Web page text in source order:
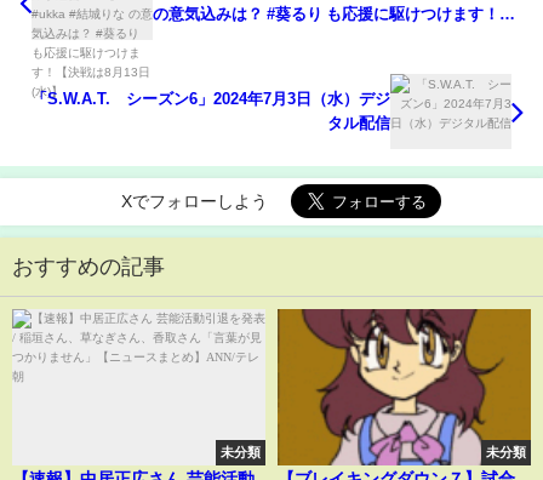
の意気込みは？ #葵るり も応援に駆けつけます！
「S.W.A.T. シーズン6」2024年7月3日（水）デジ
タル配信
Xでフォローしよう
おすすめの記事
未分類 未分類